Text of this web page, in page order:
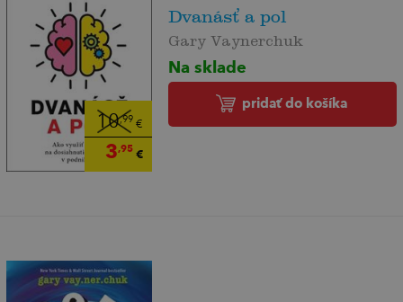
10,99 €
3,95€
Dvanásť a pol
Gary Vaynerchuk
Na sklade
pridať do košíka